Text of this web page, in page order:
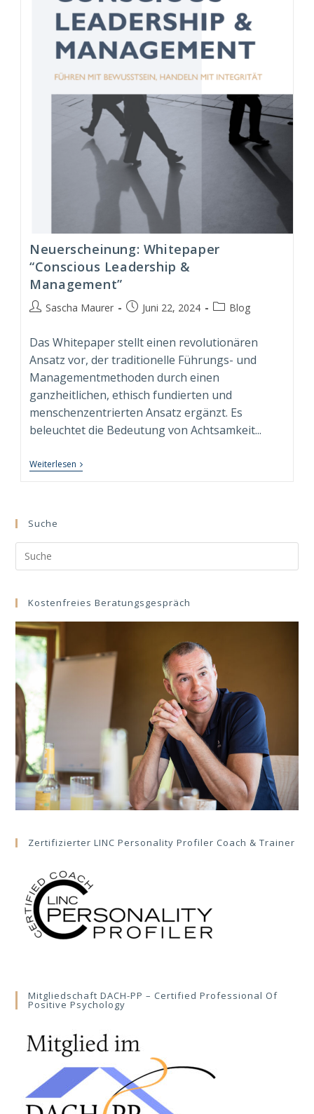
Management
Modell
(CLM)
Neuerscheinung: Whitepaper
“Conscious Leadership &
Management”
Beitrags-
Sascha Maurer
BeitragJuni 22, 2024
Beitrags-
Blog
Das Whitepaper stellt einen revolutionären
Ansatz vor, der traditionelle Führungs- und
Managementmethoden durch einen
ganzheitlichen, ethisch fundierten und
menschenzentrierten Ansatz ergänzt. Es
beleuchtet die Bedeutung von Achtsamkeit...
Weiterlesen Neuerscheinung:
Whitepaper
Suche
Search
this
Kostenfreies Beratungsgespräch
Zertifizierter LINC Personality Profiler Coach & Trainer
Mitgliedschaft DACH-PP – Certified Professional Of
Positive Psychology